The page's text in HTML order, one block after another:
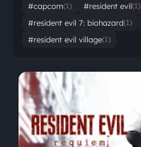
#capcom(1) #resident evil(1)
#resident evil 7: biohazard(1)
#resident evil village(1)